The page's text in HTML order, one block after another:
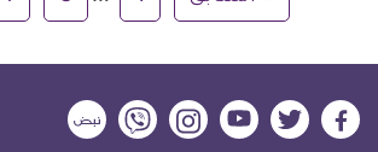
ديلي
ديلي
ديلي
ديلي
ديلي
ديلي